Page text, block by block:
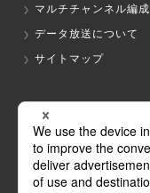
マルチチャンネル編成
データ放送について
サイトマップ
グループ会社
テレビ朝日